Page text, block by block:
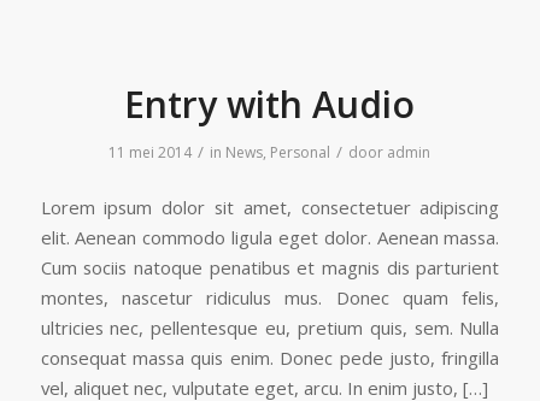
Entry with Audio
11 mei 2014 / in News, Personal / door admin
Lorem ipsum dolor sit amet, consectetuer adipiscing
elit. Aenean commodo ligula eget dolor. Aenean massa.
Cum sociis natoque penatibus et magnis dis parturient
montes, nascetur ridiculus mus. Donec quam felis,
ultricies nec, pellentesque eu, pretium quis, sem. Nulla
consequat massa quis enim. Donec pede justo, fringilla
vel, aliquet nec, vulputate eget, arcu. In enim justo, […]